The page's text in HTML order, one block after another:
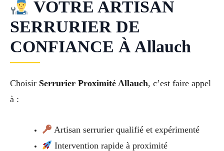
VOTRE ARTISAN
SERRURIER DE
CONFIANCE À Allauch
Choisir Serrurier Proximité Allauch, c’est faire appel
à :
Artisan serrurier qualifié et expérimenté
Intervention rapide à proximité